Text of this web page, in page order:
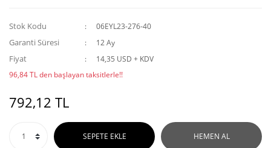
Stok Kodu 06EYL23-276-40
Garanti Süresi 12 Ay
Fiyat
14,35 USD + KDV
96,84 TL den başlayan taksitlerle!!
792,12 TL
SEPETE EKLE HEMEN AL